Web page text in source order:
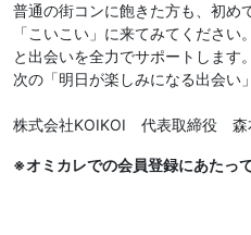
普通の街コンに飽きた方も、初め
「こいこい」に来てみてくださ
と出会いを全力でサポートします。
次の「明日が楽しみになる出会い
株式会社KOIKOI 代表取締役 森
※オミカレでの会員登録にあたっ